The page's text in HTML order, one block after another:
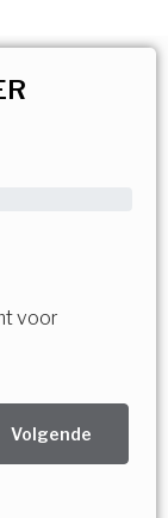
voor
Volgende